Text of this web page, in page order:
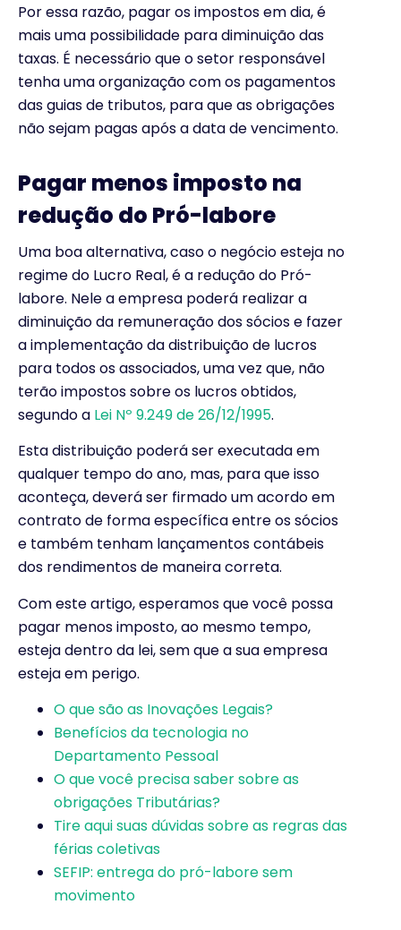
Por essa razão, pagar os impostos em dia, é
mais uma possibilidade para diminuição das
taxas. É necessário que o setor responsável
tenha uma organização com os pagamentos
das guias de tributos, para que as obrigações
não sejam pagas após a data de vencimento.
Pagar menos imposto na
redução do Pró-labore
Uma boa alternativa, caso o negócio esteja no
regime do Lucro Real, é a redução do Pró-
labore. Nele a empresa poderá realizar a
diminuição da remuneração dos sócios e fazer
a implementação da distribuição de lucros
para todos os associados, uma vez que, não
terão impostos sobre os lucros obtidos,
segundo a Lei Nº 9.249 de 26/12/1995.
Esta distribuição poderá ser executada em
qualquer tempo do ano, mas, para que isso
aconteça, deverá ser firmado um acordo em
contrato de forma específica entre os sócios
e também tenham lançamentos contábeis
dos rendimentos de maneira correta.
Com este artigo, esperamos que você possa
pagar menos imposto, ao mesmo tempo,
esteja dentro da lei, sem que a sua empresa
esteja em perigo.
O que são as Inovações Legais?
Benefícios da tecnologia no
Departamento Pessoal
O que você precisa saber sobre as
obrigações Tributárias?
Tire aqui suas dúvidas sobre as regras das
férias coletivas
SEFIP: entrega do pró-labore sem
movimento